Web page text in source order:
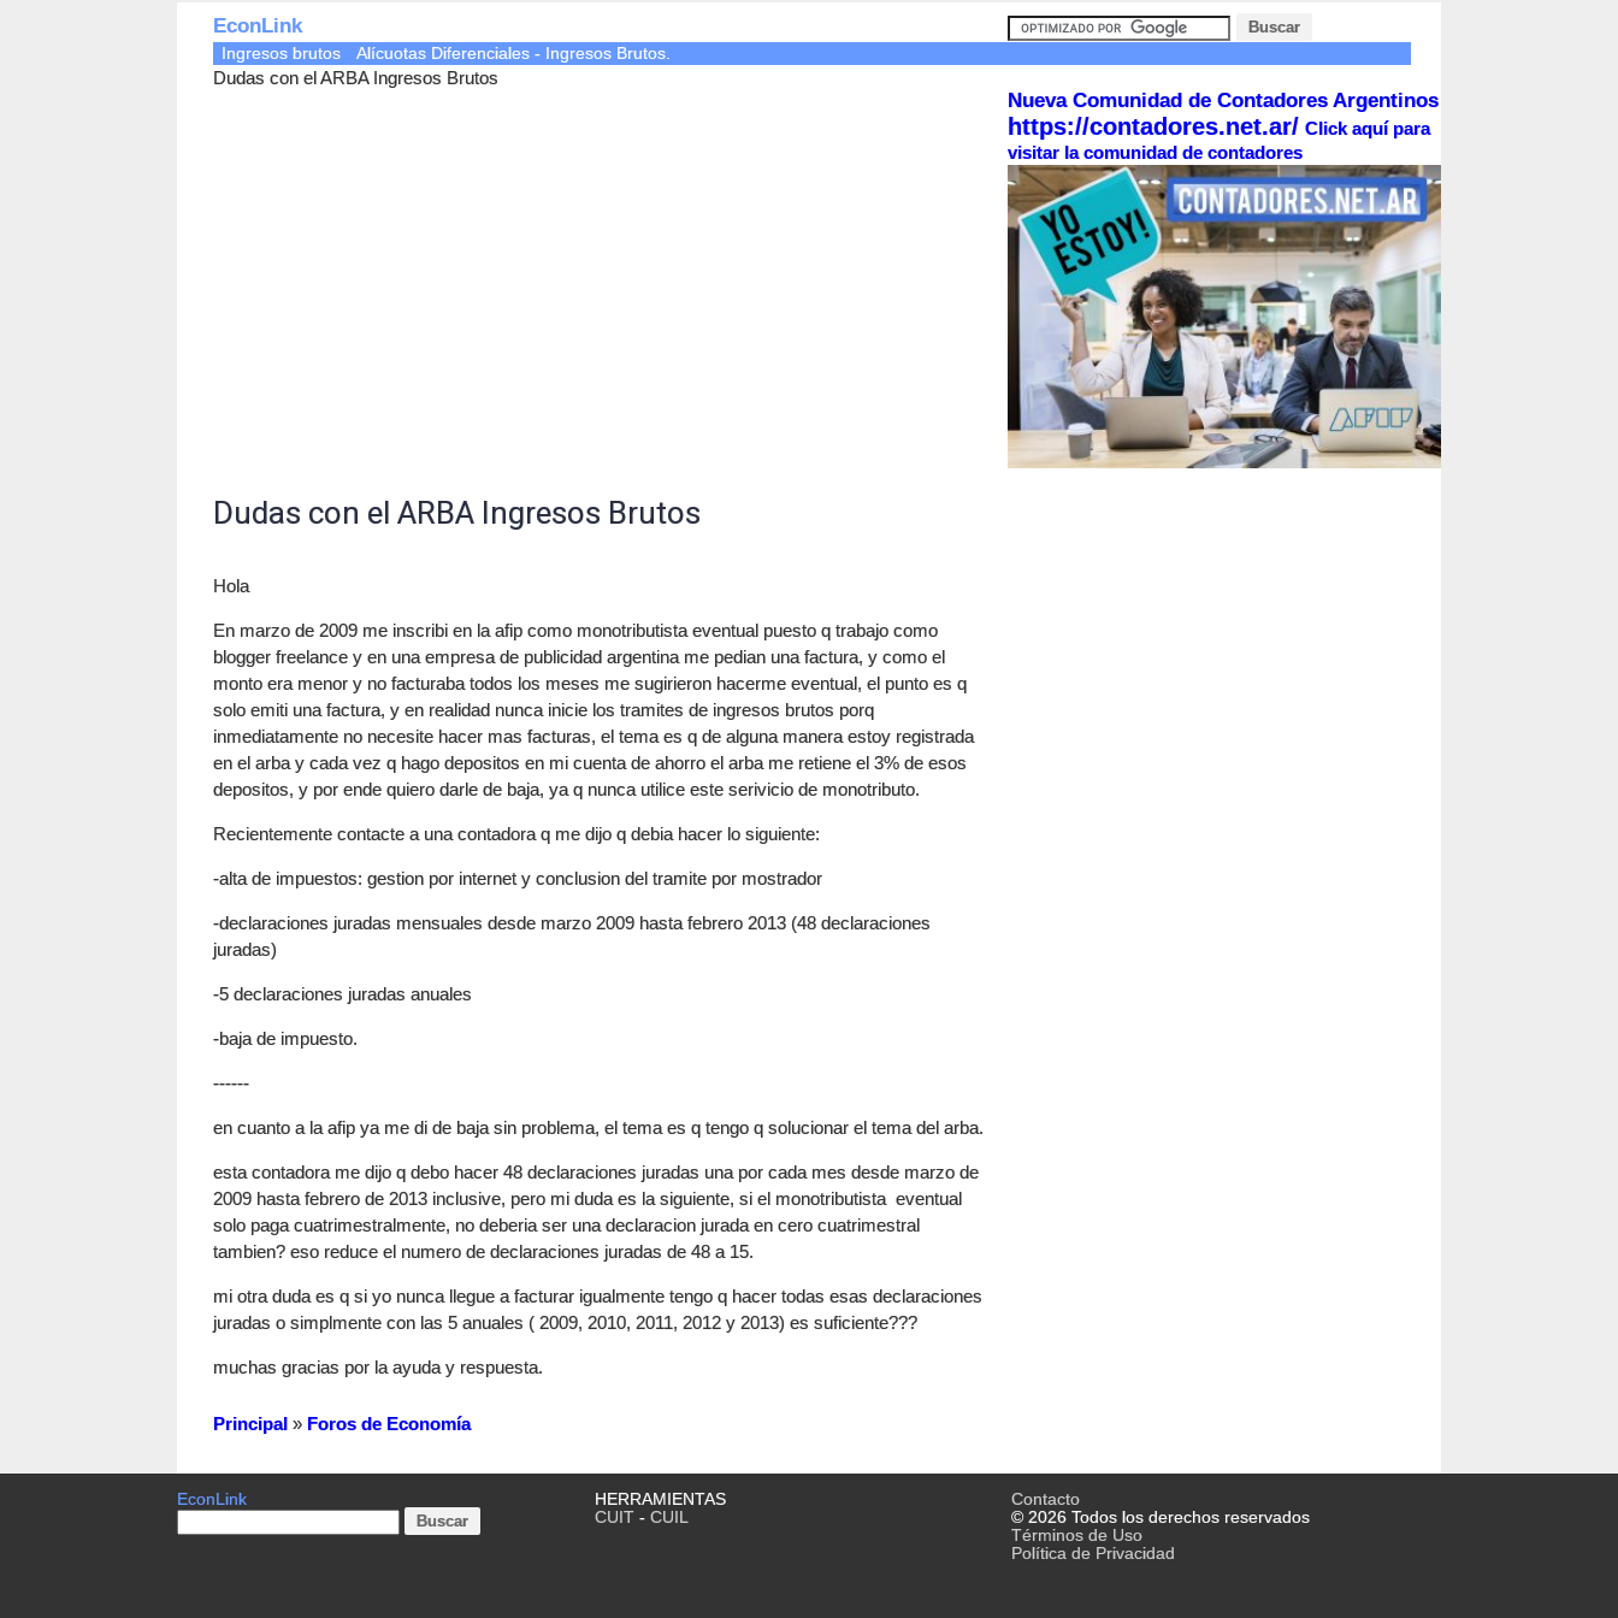
EconLink
Ingresos brutos Alícuotas Diferenciales - Ingresos Brutos.
Dudas con el ARBA Ingresos Brutos
Dudas con el ARBA Ingresos Brutos
Hola
En marzo de 2009 me inscribi en la afip como monotributista eventual puesto q trabajo como
blogger freelance y en una empresa de publicidad argentina me pedian una factura, y como el
monto era menor y no facturaba todos los meses me sugirieron hacerme eventual, el punto es q
solo emiti una factura, y en realidad nunca inicie los tramites de ingresos brutos porq
inmediatamente no necesite hacer mas facturas, el tema es q de alguna manera estoy registrada
en el arba y cada vez q hago depositos en mi cuenta de ahorro el arba me retiene el 3% de esos
depositos, y por ende quiero darle de baja, ya q nunca utilice este serivicio de monotributo.
Recientemente contacte a una contadora q me dijo q debia hacer lo siguiente:
-alta de impuestos: gestion por internet y conclusion del tramite por mostrador
-declaraciones juradas mensuales desde marzo 2009 hasta febrero 2013 (48 declaraciones
juradas)
-5 declaraciones juradas anuales
-baja de impuesto.
------
en cuanto a la afip ya me di de baja sin problema, el tema es q tengo q solucionar el tema del arba.
esta contadora me dijo q debo hacer 48 declaraciones juradas una por cada mes desde marzo de
2009 hasta febrero de 2013 inclusive, pero mi duda es la siguiente, si el monotributista eventual
solo paga cuatrimestralmente, no deberia ser una declaracion jurada en cero cuatrimestral
tambien? eso reduce el numero de declaraciones juradas de 48 a 15.
mi otra duda es q si yo nunca llegue a facturar igualmente tengo q hacer todas esas declaraciones
juradas o simplmente con las 5 anuales ( 2009, 2010, 2011, 2012 y 2013) es suficiente???
muchas gracias por la ayuda y respuesta.
Principal » Foros de Economía
Nueva Comunidad de Contadores Argentinos
https://contadores.net.ar/ Click aquí para
visitar la comunidad de contadores
EconLink
HERRAMIENTAS
CUIT- CUIL
Contacto
© 2026 Todos los derechos reservados
Términos de Uso
Política de Privacidad